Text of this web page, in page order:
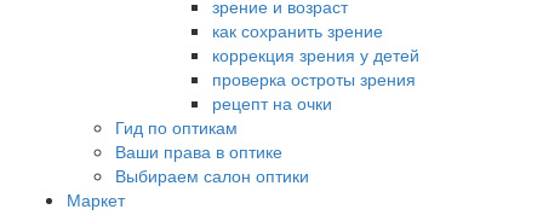
зрение и возраст
как сохранить зрение
коррекция зрения у детей
проверка остроты зрения
рецепт на очки
Гид по оптикам
Ваши права в оптике
Выбираем салон оптики
Маркет